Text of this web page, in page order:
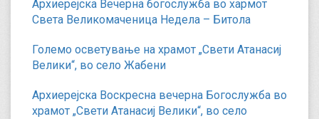
Архиерејска Вечерна богослужба во хармот
Света Великомаченица Недела – Битола
Големо осветување на храмот „Свети Атанасиј
Велики“, во село Жабени
Архиерејска Воскресна вечерна Богослужба во
храмот „Свети Атанасиј Велики“, во село